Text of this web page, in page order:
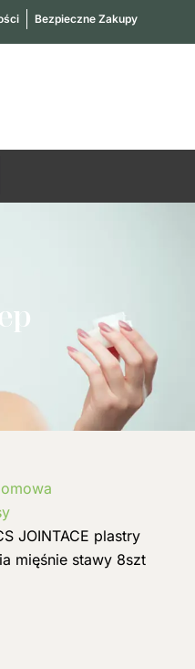
Bezpieczne Zakupy
JOINTACE plastry
mięśnie stawy 8szt